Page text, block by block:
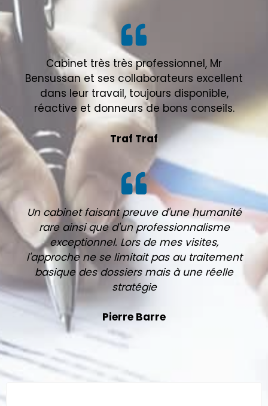
Cabinet très très professionnel, Mr
Bensussan et ses collaborateurs excellent
dans leur travail, toujours disponible,
réactive et donneurs de bons conseils.
Traf Traf
Un cabinet faisant preuve d'une humanité
rare ainsi que d'un professionnalisme
exceptionnel. Lors de mes visites,
l'approche ne se limitait pas au traitement
basique des dossiers mais à une réelle
stratégie
Pierre Barre